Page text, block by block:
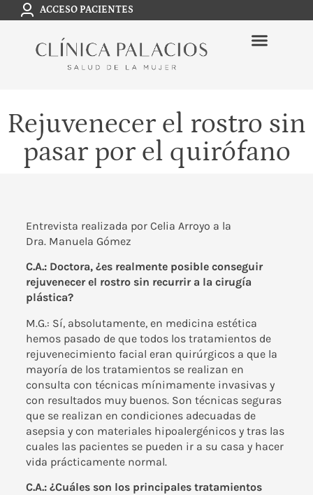
ACCESO PACIENTES
Rejuvenecer el rostro sin
pasar por el quirófano
Entrevista realizada por Celia Arroyo a la
Dra. Manuela Gómez
C.A.: Doctora, ¿es realmente posible conseguir
rejuvenecer el rostro sin recurrir a la cirugía
plástica?
M.G.: Sí, absolutamente, en medicina estética
hemos pasado de que todos los tratamientos de
rejuvenecimiento facial eran quirúrgicos a que la
mayoría de los tratamientos se realizan en
consulta con técnicas mínimamente invasivas y
con resultados muy buenos. Son técnicas seguras
que se realizan en condiciones adecuadas de
asepsia y con materiales hipoalergénicos y tras las
cuales las pacientes se pueden ir a su casa y hacer
vida prácticamente normal.
C.A.: ¿Cuáles son los principales tratamientos